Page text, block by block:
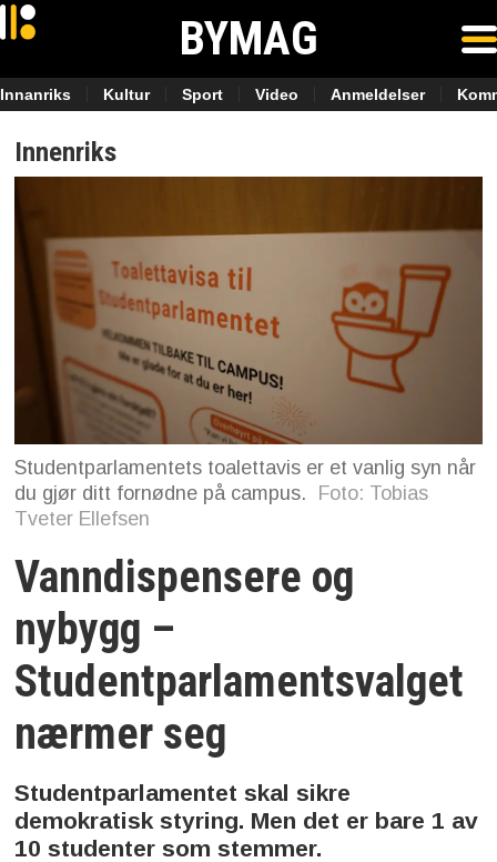
BYMAG
Innanriks Kultur Sport Video Anmeldelser
Innenriks
Studentparlamentets toalettavis er et vanlig syn når
du gjør ditt fornødne på campus.
Foto: Tobias
Tveter Ellefsen
Vanndispensere og
nybygg –
Studentparlamentsvalget
nærmer seg
Studentparlamentet skal sikre
demokratisk styring. Men det er bare 1 av
10 studenter som stemmer.